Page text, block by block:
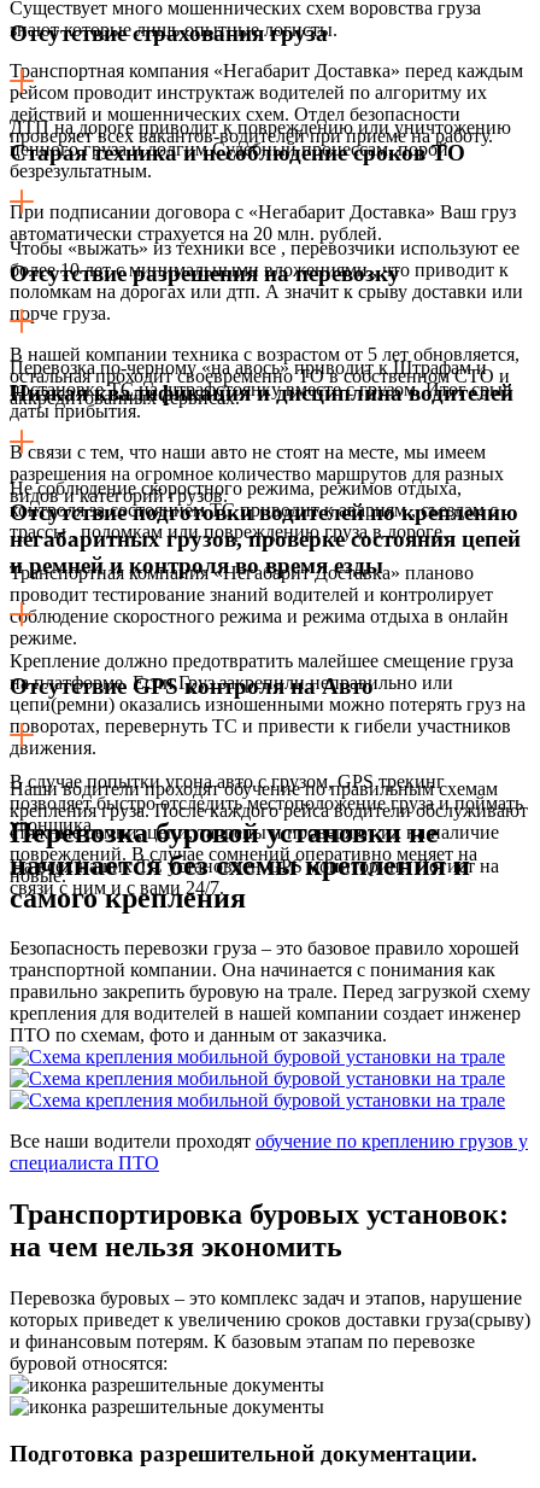
Существует много мошеннических схем воровства груза
знают которые лишь опытные логисты.
Транспортная компания «Негабарит Доставка» перед каждым
рейсом проводит инструктаж водителей по алгоритму их
действий и мошеннических схем. Отдел безопасности
проверяет всех вакантов-водителей при приеме на работу.
Отсутствие страхования груза
ДТП на дороге приводит к повреждению или уничтожению
ценного груза и долгим Судебный процессам, порой
безрезультатным.
При подписании договора с «Негабарит Доставка» Ваш груз
автоматически страхуется на 20 млн. рублей.
Старая техника и несоблюдение сроков ТО
Чтобы «выжать» из техники все , перевозчики используют ее
более 10 лет с минимальными вложениями,, что приводит к
поломкам на дорогах или дтп. А значит к срыву доставки или
порче груза.
В нашей компании техника с возрастом от 5 лет обновляется,
остальная проходит своевременно ТО в собственном СТО и
аккредитованных сервисах.
Отсутствие разрешения на перевозку
Перевозка по-черному «на авось» приводит к Штрафам и
постановке ТС на штрафстоянку вместе с грузом. Итог срыв
даты прибытия.
В связи с тем, что наши авто не стоят на месте, мы имеем
разрешения на огромное количество маршрутов для разных
видов и категорий грузов.
Низкая квалификация и дисциплина водителей
Не соблюдение скоростного режима, режимов отдыха,
контроля за состоянием ТС приводит к авариям , съездам с
трассы , поломкам или повреждению груза в дороге.
Транспортная компания «Негабарит Доставка» планово
проводит тестирование знаний водителей и контролирует
соблюдение скоростного режима и режима отдыха в онлайн
режиме.
Отсутствие подготовки водителей по креплению
негабаритных грузов, проверке состояния цепей
и ремней и контроля во время езды
Крепление должно предотвратить малейшее смещение груза
на платформе. Если Груз закрепили неправильно или
цепи(ремни) оказались изношенными можно потерять груз на
поворотах, перевернуть ТС и привести к гибели участников
движения.
Наши водители проходят обучение по правильным схемам
крепления груза. После каждого рейса водители обслуживают
стяжные ремни, цепи, талрепы и проверяют их на наличие
повреждений. В случае сомнений оперативно меняет на
новые.
Отсутствие GPS контроля на Авто
В случае попытки угона авто с грузом, GPS трекинг
позволяет быстро отследить местоположение груза и поймать
угонщика.
На всех наших ТС установлен GPS мониторинг. Логист на
связи с ним и с вами 24/7.
Перевозка буровой установки не
начинается без схемы крепления и
самого крепления
Безопасность перевозки груза – это базовое правило хорошей
транспортной компании. Она начинается с понимания как
правильно закрепить буровую на трале. Перед загрузкой схему
крепления для водителей в нашей компании создает инженер
ПТО по схемам, фото и данным от заказчика.
Все наши водители проходят обучение по креплению грузов у
специалиста ПТО
Транспортировка буровых установок:
на чем нельзя экономить
Перевозка буровых – это комплекс задач и этапов, нарушение
которых приведет к увеличению сроков доставки груза(срыву)
и финансовым потерям. К базовым этапам по перевозке
буровой относятся:
Подготовка разрешительной документации.